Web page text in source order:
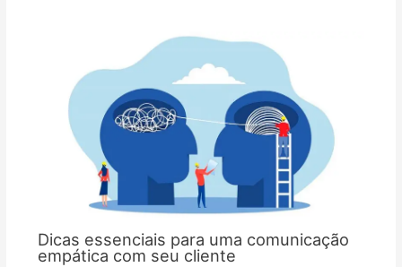
Dicas essenciais para uma comunicação
empática com seu cliente